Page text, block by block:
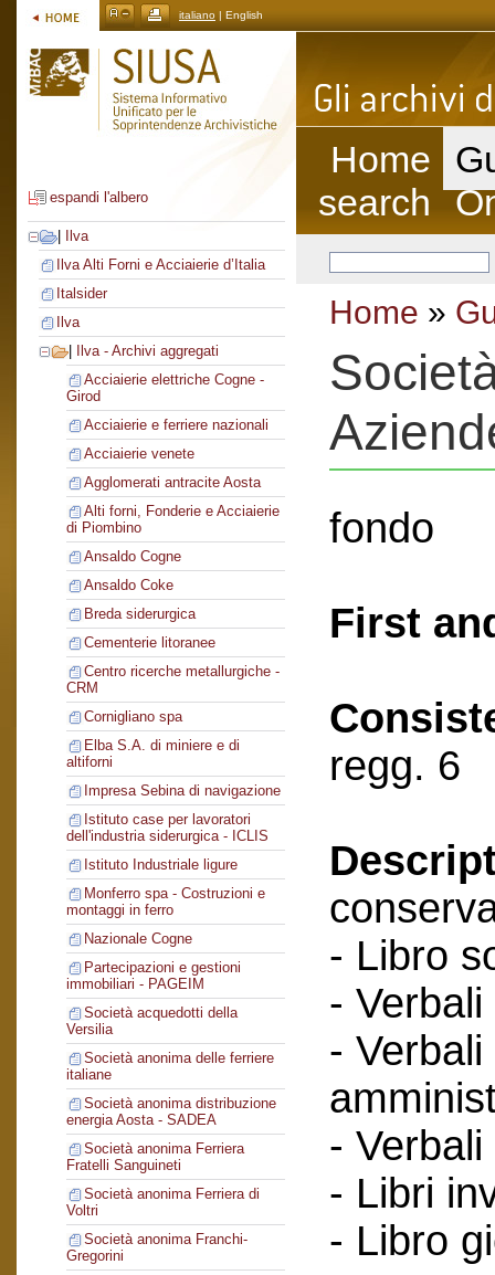
italiano | English
espandi l'albero
Ilva
Ilva Alti Forni e Acciaierie d’Italia
Italsider
Ilva
Ilva - Archivi aggregati
Acciaierie elettriche Cogne -
Girod
Acciaierie e ferriere nazionali
Acciaierie venete
Agglomerati antracite Aosta
Alti forni, Fonderie e Acciaierie
di Piombino
Ansaldo Cogne
Ansaldo Coke
Breda siderurgica
Cementerie litoranee
Centro ricerche metallurgiche -
CRM
Cornigliano spa
Elba S.A. di miniere e di
altiforni
Impresa Sebina di navigazione
Istituto case per lavoratori
dell'industria siderurgica - ICLIS
Istituto Industriale ligure
Monferro spa - Costruzioni e
montaggi in ferro
Nazionale Cogne
Partecipazioni e gestioni
immobiliari - PAGEIM
Società acquedotti della
Versilia
Società anonima delle ferriere
italiane
Società anonima distribuzione
energia Aosta - SADEA
Società anonima Ferriera
Fratelli Sanguineti
Società anonima Ferriera di
Voltri
Società anonima Franchi-
Gregorini
Home
search
Home »
fondo
First
regg. 6
- Libro
-
-
-
- Libri
- Libro